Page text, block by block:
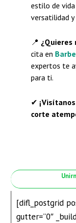
estilo de
versatilidad y
📍 ¿Quieres
cita en
expertos te
para ti.
✔
corte
[difl_postgrid
gutter=”0″